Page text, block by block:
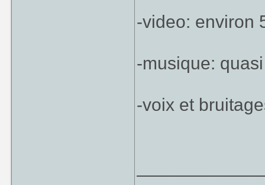
-video: environ
-musique:
-voix et